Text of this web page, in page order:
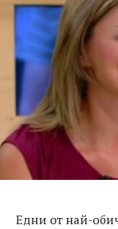
Едни от най-